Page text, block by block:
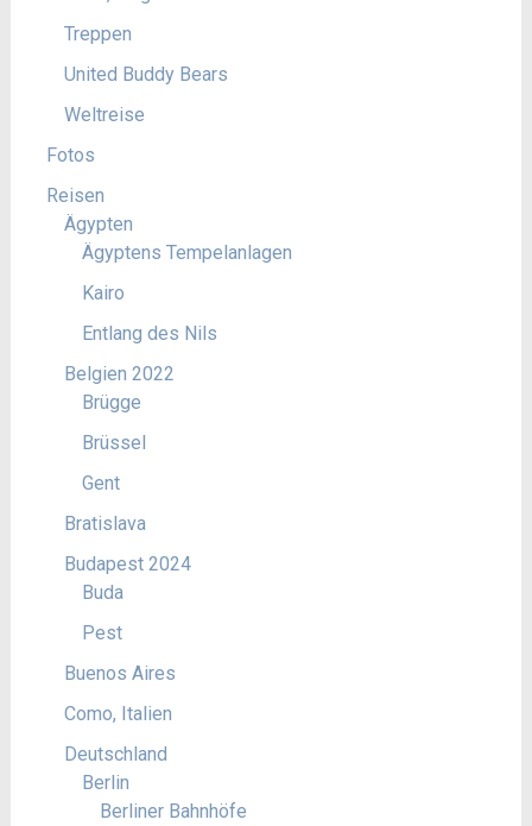
Treppen
United Buddy Bears
Weltreise
Fotos
Reisen
Ägypten
Ägyptens Tempelanlagen
Kairo
Entlang des Nils
Belgien 2022
Brügge
Brüssel
Gent
Bratislava
Budapest 2024
Buda
Pest
Buenos Aires
Como, Italien
Deutschland
Berlin
Berliner Bahnhöfe